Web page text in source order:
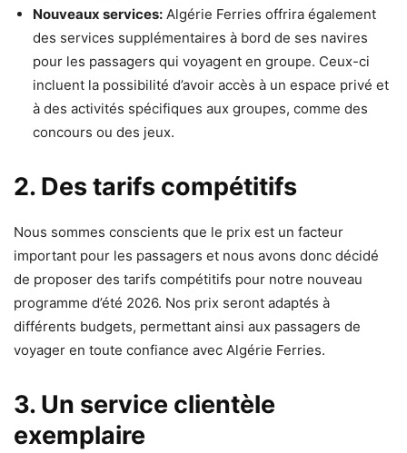
Nouveaux services: Algérie Ferries offrira également
des services supplémentaires à bord de ses navires
pour les passagers qui voyagent en groupe. Ceux-ci
incluent la possibilité d’avoir accès à un espace privé et
à des activités spécifiques aux groupes, comme des
concours ou des jeux.
2. Des tarifs compétitifs
Nous sommes conscients que le prix est un facteur
important pour les passagers et nous avons donc décidé
de proposer des tarifs compétitifs pour notre nouveau
programme d’été 2026. Nos prix seront adaptés à
différents budgets, permettant ainsi aux passagers de
voyager en toute confiance avec Algérie Ferries.
3. Un service clientèle
exemplaire